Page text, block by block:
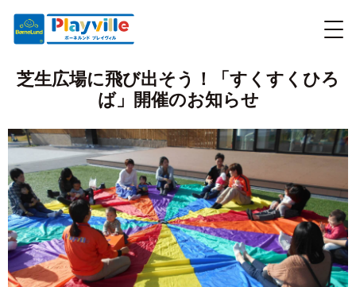
芝生広場に飛び出そう！「すくすくひろ
ば」開催のお知らせ